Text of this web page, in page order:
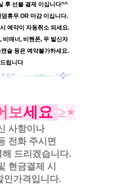
후 선불 결제 이십니다^^
휴무 OR 마감 이십니다.
예약이 자동취소 되세요.
비매너, 비핸폰, 무 발신자
슬 등은 예약불가하세요.
립니다---------------------
✲* ──···∽···─*❖*
보세 요·≥⋆
사항이나
전화 주시면
드리겠습니다.
현금결제 시
인가격입니다.